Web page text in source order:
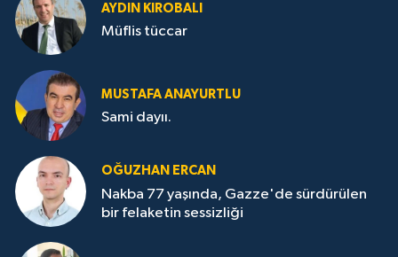
AYDIN KIROBALI
Müflis tüccar
MUSTAFA ANAYURTLU
Sami dayıı.
OĞUZHAN ERCAN
Nakba 77 yaşında, Gazze'de sürdürülen
bir felaketin sessizliği